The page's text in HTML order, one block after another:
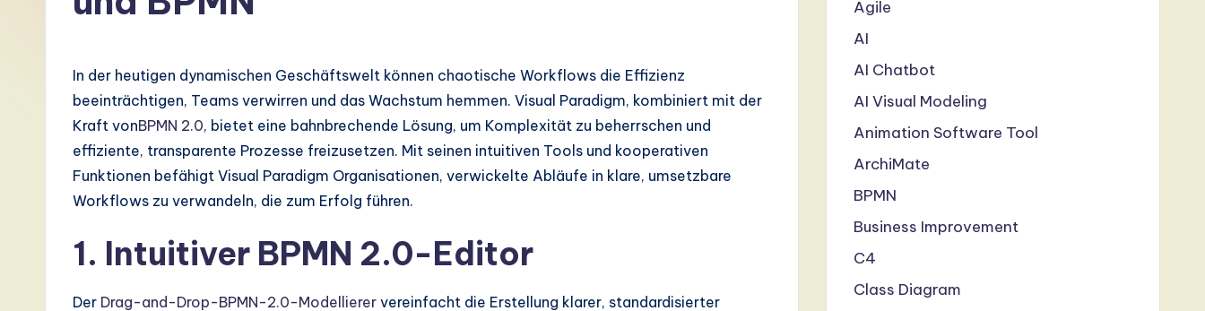
m
In der heutigen dynamischen Geschäftswelt können chaotische Workflows die Effizienz
beeinträchtigen, Teams verwirren und das Wachstum hemmen. Visual Paradigm, kombiniert mit der
Kraft vonBPMN 2.0, bietet eine bahnbrechende Lösung, um Komplexität zu beherrschen und
effiziente, transparente Prozesse freizusetzen. Mit seinen intuitiven Tools und kooperativen
Funktionen befähigt Visual Paradigm Organisationen, verwickelte Abläufe in klare, umsetzbare
Workflows zu verwandeln, die zum Erfolg führen.
1. Intuitiver BPMN 2.0-Editor
Der Drag-and-Drop-BPMN-2.0-Modellierer vereinfacht die Erstellung klarer, standardisierter
Agile
AI
AI Chatbot
AI Visual Modeling
Animation Software Tool
ArchiMate
BPMN
Business Improvement
C4
Class Diagram